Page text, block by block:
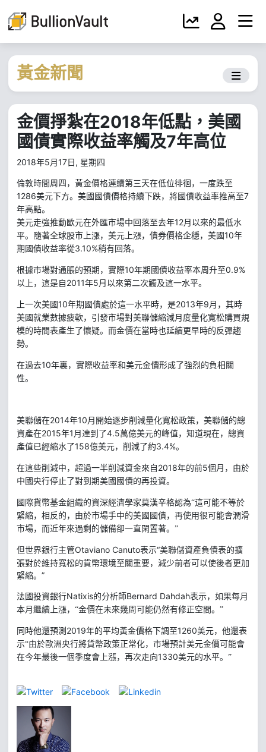
黃金新聞
金價掙紮在2018年低點，美國
國債實際收益率觸及7年高位
2018年5月17日, 星期四
倫敦時間周四，黃金價格連續第三天在低位徘徊，一度跌至
1286美元下方。美國國債價格持續下跌，將國債收益率推高至7
年高點。
美元走強推動歐元在外匯市場中回落至去年12月以來的最低水
平。隨著全球股市上漲，美元上漲，債券價格企穩，美國10年
期國債收益率從3.10%稍有回落。
根據市場對通脹的預期，實際10年期國債收益率本周升至0.9%
以上，這是自 2011年5月以來第二次觸及這一水平。
上一次美國10年期國債處於這一水平時，是2013年9月，其時
美國就業數據疲軟，引發市場對美聯儲縮減月度量化寬松購買規
模的時間表產生了懷疑。而金價在當時也延續更早時的反彈趨
勢。
在過去10年裏，實際收益率和美元金價形成了強烈的負相關
性。
美聯儲在2014年10月開始逐步削減量化寬松政策，美聯儲的總
資產在2015年1 月達到了4.5萬億美元的峰值，知道現在，總資
產值已經縮水了158億美元，削減了約3.4%。
在這些削減中，超過一半削減資金來自 2018年的前5個月，由於
中國央行停止了對到期美國國債的再投資。
國際貨幣基金組織的資深經濟學家莫漢辛格認為“這可能不等於
緊縮，相反的，由於市場手中的美國國債，再使用很可能會潤滑
市場，而近年來過剩的儲備卻一直閑置著。”
但世界銀行主管Otaviano Canuto表示“美聯儲資產負債表的擴
張對於維持寬松的貨幣環境至關重要，減少前者可以使後者更加
緊縮。”
法國投資銀行Natixis的分析師Bernard Dahdah表示，如果每月
本月繼續上漲，“金價在未來幾周可能仍然有修正空間。”
同時他還預測 2019年的平均黃金價格下調至1260美元，他還表
示“由於歐洲央行將貨幣政策正常化，市場預計美元金價可能會
在今年最後一個季度會上漲，再次走向1330美元的水平。”